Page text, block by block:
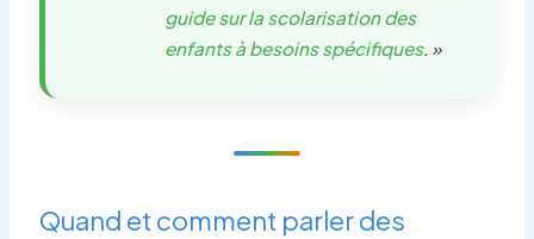
guide sur la scolarisation des
enfants à besoins spécifiques. »
Quand et comment parler des